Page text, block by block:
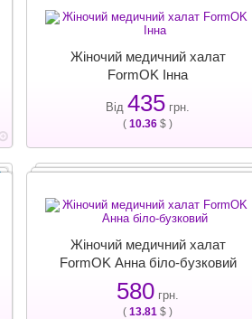
Жіночий медичний халат
FormOK Інна
Від 435 грн.
( 10.36 $ )
Жіночий медичний халат
FormOK Анна біло-бузковий
580 грн.
( 13.81 $ )